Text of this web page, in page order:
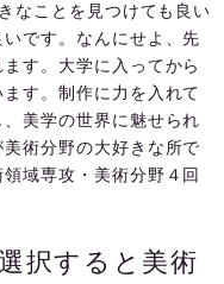
なことを見つけても良い
です。なんにせよ、先
す。大学に入ってから
す。制作に力を入れて
美学の世界に魅せられ
術分野の大好きな所で
域専攻・美術分野４回
択すると美術